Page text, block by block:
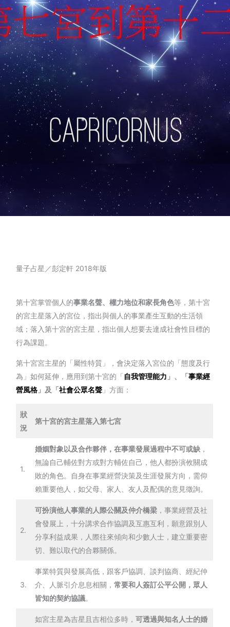
量子占星／彭定軒 2018年版
第十宮掌管個人的事業名聲、權力地位和家長角色等，第十宮
的宮主星落入的宮位，指出與個人的事業產生互動的生活領
域；落入第十宮的宮主星，指出個人想要去達成社會性目標的
行為課題。
第十宮宮主星的「屬性特質」，會決定落入宮位的「態度及行
為」如何延伸，應用到第十宮的「自我管理能力 」、「事業經
營風格 」及「社會公眾名聲 」方面：
狀
況
第十宮的宮主星落入第七宮
1.
婚姻對象以及合作夥伴，在事業發展過程中不可或缺 ，
無論自己輔佐對方或對方輔佐自己，他人都扮演攸關成
敗的角色。自身在事業經營決策及生涯發展方向，需仰
賴重要他人，如父母、家人、友人及配偶的意見徵詢。
2.
可扮演他人事業的人際公關及仲介橋梁 ，事業經營及社
會發展上，十分講求合作協調及互惠互利，願意跟別人
分享利益成果，人際往來傾向和少數人士，建立重要密
切、難以取代的合夥關係。
3.
事業特質與發展高低，跟客戶協調、談判協商、經紀仲
介、人脈引介息息相關，常要和人簽訂公平公開，眾人
皆知的契約協議。
如宮主星為吉星且吉相位多時，可透過與知名人士的婚